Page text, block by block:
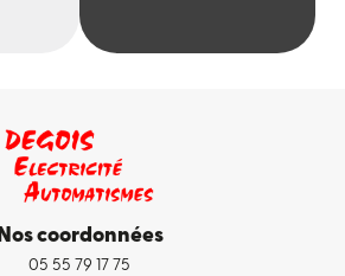
Nos coordonnées
05 55 79 17 75